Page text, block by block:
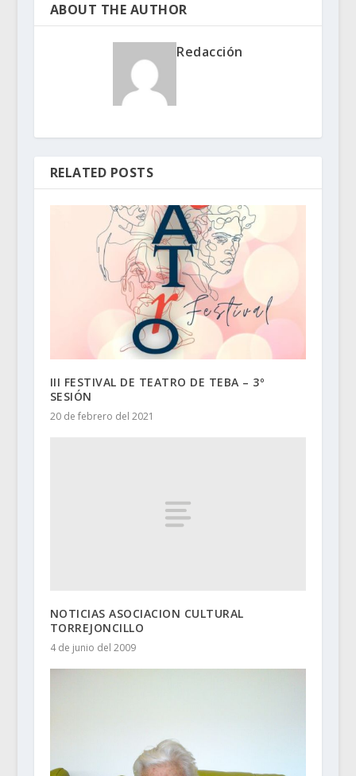
ABOUT THE AUTHOR
Redacción
RELATED POSTS
III FESTIVAL DE TEATRO DE TEBA – 3º
SESIÓN
20 de febrero del 2021
NOTICIAS ASOCIACION CULTURAL
TORREJONCILLO
4 de junio del 2009